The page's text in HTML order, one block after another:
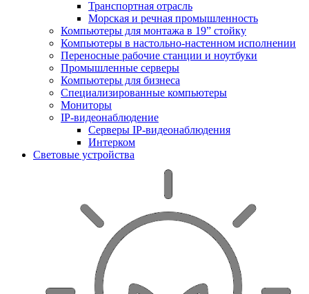
Транспортная отрасль
Морская и речная промышленность
Компьютеры для монтажа в 19” стойку
Компьютеры в настольно-настенном исполнении
Переносные рабочие станции и ноутбуки
Промышленные серверы
Компьютеры для бизнеса
Специализированные компьютеры
Мониторы
IP-видеонаблюдение
Серверы IP-видеонаблюдения
Интерком
Световые устройства